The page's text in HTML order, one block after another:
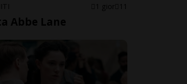
1 gior 11
Abbe Lane